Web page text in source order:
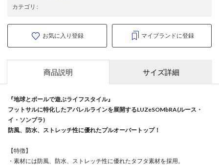
カテゴリ :
お気に入り登録 マイブランドに登録
商品説明 サイズ詳細
『地球とボールで遊ぶライフスタイル』
フットサルに特化したアパレルラインを展開するLUZeSOMbRA(ルース・
イ・ソンブラ)
防風、防水、ストレッチ性に優れたプルオーバートップ！
【特徴】
・素材には防風、防水、ストレッチ性に優れたタフタ素材を採用。